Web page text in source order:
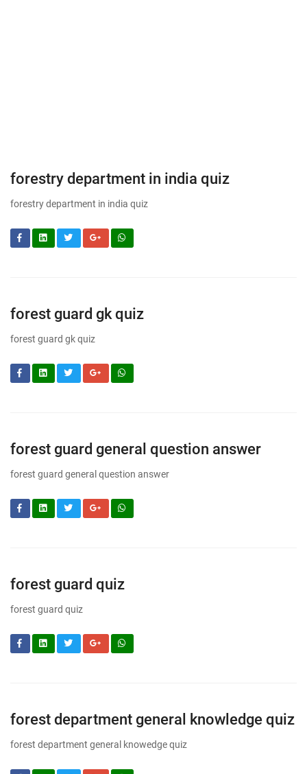
forestry department in india quiz
forestry department in india quiz
forest guard gk quiz
forest guard gk quiz
forest guard general question answer
forest guard general question answer
forest guard quiz
forest guard quiz
forest department general knowledge quiz
forest department general knowedge quiz